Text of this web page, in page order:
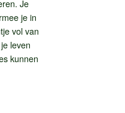
Je
je in
vol van
leven
kunnen